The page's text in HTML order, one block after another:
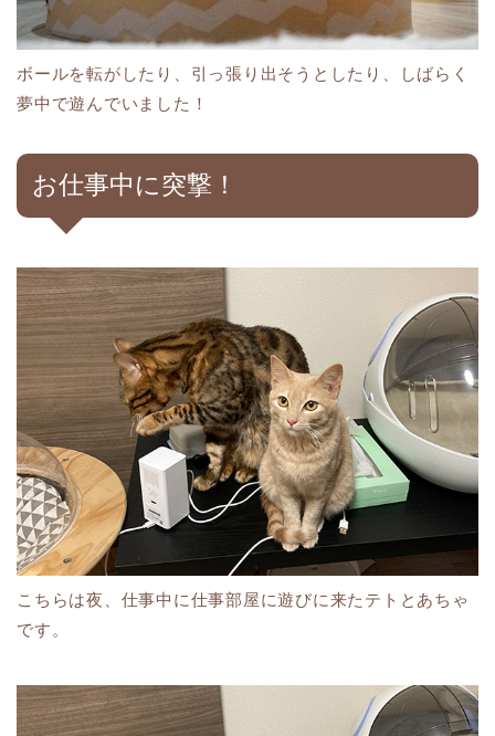
ボールを転がしたり、引っ張り出そうとしたり、しばらく
夢中で遊んでいました！
お仕事中に突撃！
こちらは夜、仕事中に仕事部屋に遊びに来たテトとあちゃ
です。